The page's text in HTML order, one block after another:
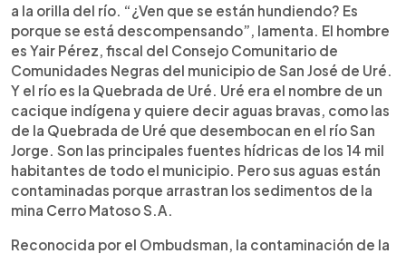
a la orilla del río. “¿Ven que se están hundiendo? Es
porque se está descompensando”, lamenta. El hombre
es Yair Pérez, fiscal del Consejo Comunitario de
Comunidades Negras del municipio de San José de Uré.
Y el río es la Quebrada de Uré. Uré era el nombre de un
cacique indígena y quiere decir aguas bravas, como las
de la Quebrada de Uré que desembocan en el río San
Jorge. Son las principales fuentes hídricas de los 14 mil
habitantes de todo el municipio. Pero sus aguas están
contaminadas porque arrastran los sedimentos de la
mina Cerro Matoso S.A.
Reconocida por el Ombudsman, la contaminación de la